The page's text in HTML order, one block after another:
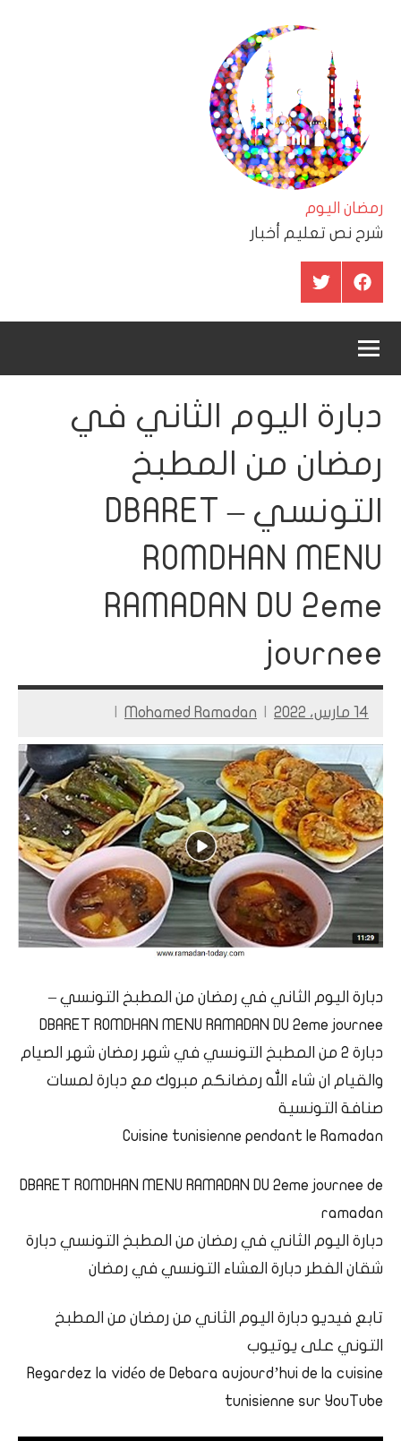
رمضان اليوم
شرح نص تعليم أخبار
عنصر
القائمة
عنصر
القائمة
دبارة اليوم الثاني في
رمضان من المطبخ
التونسي – DBARET
ROMDHAN MENU
RAMADAN DU 2eme
journee
14 مارس، 2022 Mohamed Ramadan
دبارة اليوم الثاني في رمضان من المطبخ التونسي –
DBARET ROMDHAN MENU RAMADAN DU 2eme journee
دبارة 2 من المطبخ التونسي في شهر رمضان شهر الصيام
والقيام ان شاء الله رمضانكم مبروك مع دبارة لمسات
صنافة التونسية
Cuisine tunisienne pendant le Ramadan
DBARET ROMDHAN MENU RAMADAN DU 2eme journee de
ramadan
دبارة اليوم الثاني في رمضان من المطبخ التونسي دبارة
شقان الفطر دبارة العشاء التونسي في رمضان
تابع فيديو دبارة اليوم الثاني من رمضان من المطبخ
التوني على يوتيوب
Regardez la vidéo de Debara aujourd’hui de la cuisine
tunisienne sur YouTube